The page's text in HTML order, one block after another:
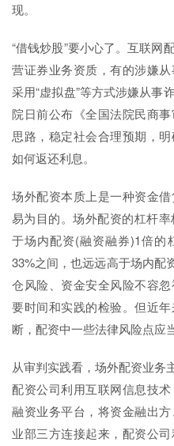
现。
“借钱炒股”要小心了。互联网
营证券业务资质，有的涉嫌
采用“虚拟盘”等方式涉嫌从事
院日前公布《全国法院民商
思路，稳定社会合理预期，
如何返还利息。
场外配资本质上是一种资金
易为目的。场外配资的杠杆
于场内配资(融资融券)1倍的
33%之间，也远远高于场内配
仓风险、资金安全风险不容
要时间和实践的检验。但近
断，配资中一些法律风险点应
从审判实践看，场外配资业务
配资公司利用互联网信息技
融资业务平台，将资金融出
业部三方连接起来，配资公